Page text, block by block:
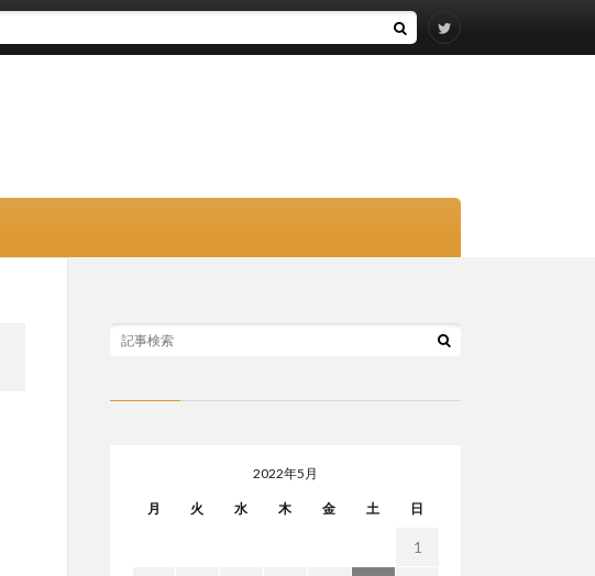
2022年5月
月 火 水 木 金 土 日
1